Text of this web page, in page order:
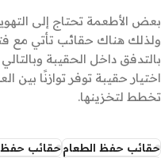
بعض الأطعمة تحتاج إلى
ولذلك هناك حقائب تأتي مع
بالتدفق داخل الحقيبة
اختيار حقيبة توفر توازنًا بين
تخطط لتخزينها.
حقائب حفظ الطعامحقائب حفظ